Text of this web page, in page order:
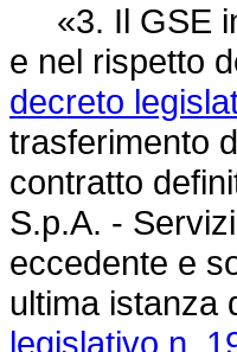
«3. Il GSE
e nel rispetto
decreto
trasferimento
contratto
S.p.A. -
eccedente e
ultima istanza
legislativo n.